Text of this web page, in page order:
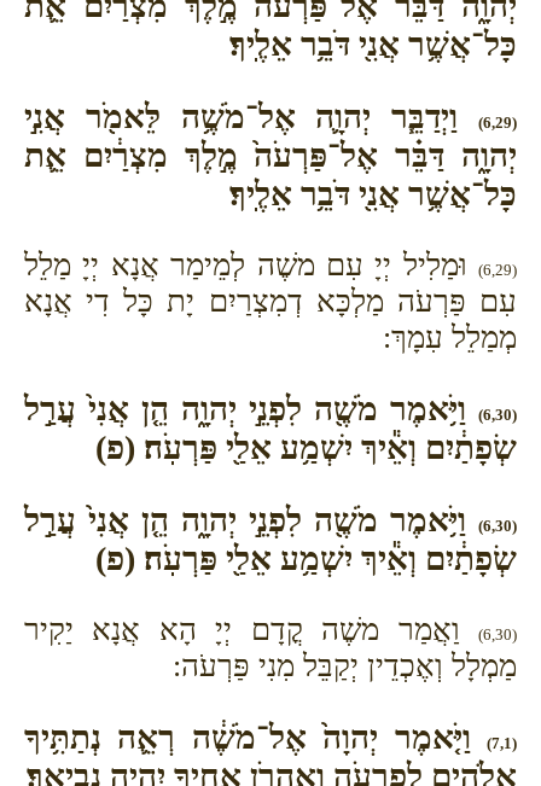
כָּל־אֲשֶׁ֥ר אֲנִ֖י דֹּבֵ֥ר אֵלֶֽיךָ׃
(6,29)
וַיְדַבֵּ֧ר יְהוָ֛ה אֶל־מֹשֶׁ֥ה לֵּאמֹ֖ר אֲנִ֣י
יְהוָ֑ה דַּבֵּ֗ר אֶל־פַּרְעֹה֙ מֶ֣לֶךְ מִצְרַ֔יִם אֵ֛ת
כָּל־אֲשֶׁ֥ר אֲנִ֖י דֹּבֵ֥ר אֵלֶֽיךָ׃
(6,29)
וּמַלִיל יְיָ עִם משֶׁה לְמֵימַר אֲנָא יְיָ מַלֵל
עִם פַּרְעֹה מַלְכָּא דְמִצְרַיִם יָת כָּל דִי אֲנָא
מְמַלֵל עִמָךְ:
(6,30)
וַיֹּ֥אמֶר מֹשֶׁ֖ה לִפְנֵ֣י יְהוָ֑ה הֵ֤ן אֲנִי֙ עֲרַ֣ל
שְׂפָתַ֔יִם וְאֵ֕יךְ יִשְׁמַ֥ע אֵלַ֖י פַּרְעֹֽה׃ (פ)
(6,30)
וַיֹּ֥אמֶר מֹשֶׁ֖ה לִפְנֵ֣י יְהוָ֑ה הֵ֤ן אֲנִי֙ עֲרַ֣ל
שְׂפָתַ֔יִם וְאֵ֕יךְ יִשְׁמַ֥ע אֵלַ֖י פַּרְעֹֽה׃ (פ)
(6,30)
וַאֲמַר משֶׁה קֳדָם יְיָ הָא אֲנָא יַקִיר
מַמְלָל וְאֶכְדֵין יְקַבֵּל מִנִי פַּרְעֹה:
(7,1)
וַיֹּ֤אמֶר יְהוָה֙ אֶל־מֹשֶׁ֔ה רְאֵ֛ה נְתַתִּ֥יךָ
אֱלֹהִ֖ים לְפַרְעֹ֑ה וְאַהֲרֹ֥ן אָחִ֖יךָ יִהְיֶ֥ה נְבִיאֶֽךָ׃